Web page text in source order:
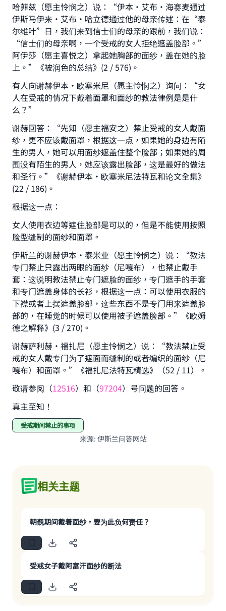
哈菲兹（愿主怜悯之）说：“伊本·艾布·海赛麦通过
伊斯马伊来·艾布·哈立德通过他的母亲传述：在“泰
尔维叶”日，我们来到信士们的母亲的跟前，我们说：
“信士们的母亲啊，一个受戒的女人拒绝遮盖脸部。”
阿伊莎（愿主喜悦之）拿起她胸部的面纱，盖在她的脸
上。”《被润色的总结》(2 / 576)。
有人向谢赫伊本•欧塞米尼（愿主怜悯之）询问：“女
人在受戒的情况下戴着面罩和面纱的教法律例是是什
么？”
谢赫回答：“先知（愿主福安之）禁止受戒的女人戴面
纱，更不应该戴面罩，根据这一点，如果她的身边有陌
生的男人，她可以用面纱遮盖住整个脸部；如果她的周
围没有陌生的男人，她应该露出脸部，这是最好的做法
和圣行。”《谢赫伊本·欧塞米尼法特瓦和论文全集》
(22 / 186)。
根据这一点：
女人使用衣边等遮住脸部是可以的，但是不能使用按照
脸型缝制的面纱和面罩。
伊斯兰的谢赫伊本·泰米业（愿主怜悯之）说：“教法
专门禁止只露出两眼的面纱（尼嘎布），也禁止戴手
套：这说明教法禁止专门遮脸的面纱，专门遮手的手套
和专门遮盖身体的长衫，根据这一点：可以使用衣服的
下襟或者上摆遮盖脸部，这些东西不是专门用来遮盖脸
部的，在睡觉的时候可以使用被子遮盖脸部。”《欧姆
德之解释》(3 / 270)。
谢赫萨利赫·福扎尼（愿主怜悯之）说：“教法禁止受
戒的女人戴专门为了遮面而缝制的或者编织的面纱（尼
嘎布）和面罩。”《福扎尼法特瓦精选》（52 / 11）。
敬请参阅（12516）和（97204）号问题的回答。
真主至知！
受戒期间禁止的事项
来源: 伊斯兰问答网站
相关主题
朝觐期间戴着面纱，要为此负何责任？
受戒女子戴阿富汗面纱的断法
Make an impact on millions of lives
with your contribution today
Your support is crucial for our mission.
The Prophet (ﷺ) said:
"A person who leads others to doing what is
good will earn the same reward as those who
do it."
(MUSLIM, 1893)
Support IslamQA